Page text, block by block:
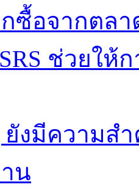
ซื้อจากตล
ช่วยให้
ยังมีความ
น